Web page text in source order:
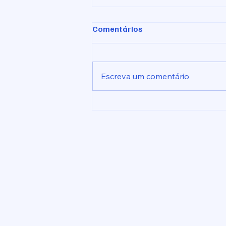
Indicação nº 1026/2026
Comentários
Escreva um comentário